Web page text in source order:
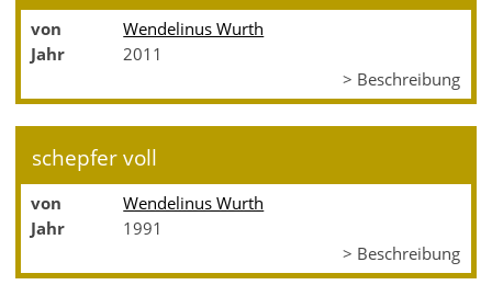
von
Wendelinus Wurth
Jahr
2011
> Beschreibung
schepfer voll
von
Wendelinus Wurth
Jahr
1991
> Beschreibung